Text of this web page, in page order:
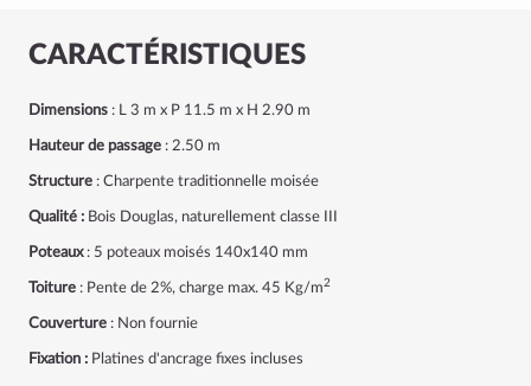
CARACTÉRISTIQUES
Dimensions : L 3 m x P 11.5 m x H 2.90 m
Hauteur de passage : 2.50 m
Structure : Charpente traditionnelle moisée
Qualité : Bois Douglas, naturellement classe III
Poteaux: 5 poteaux moisés 140x140 mm
Toiture : Pente de 2%, charge max. 45 Kg/m2
Couverture : Non fournie
Fixation : Platines d'ancrage fixes incluses